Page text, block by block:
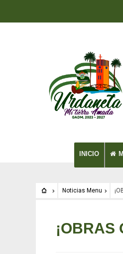
INICIO
Noticias Menu
Noticias Menu
¡OBRAS